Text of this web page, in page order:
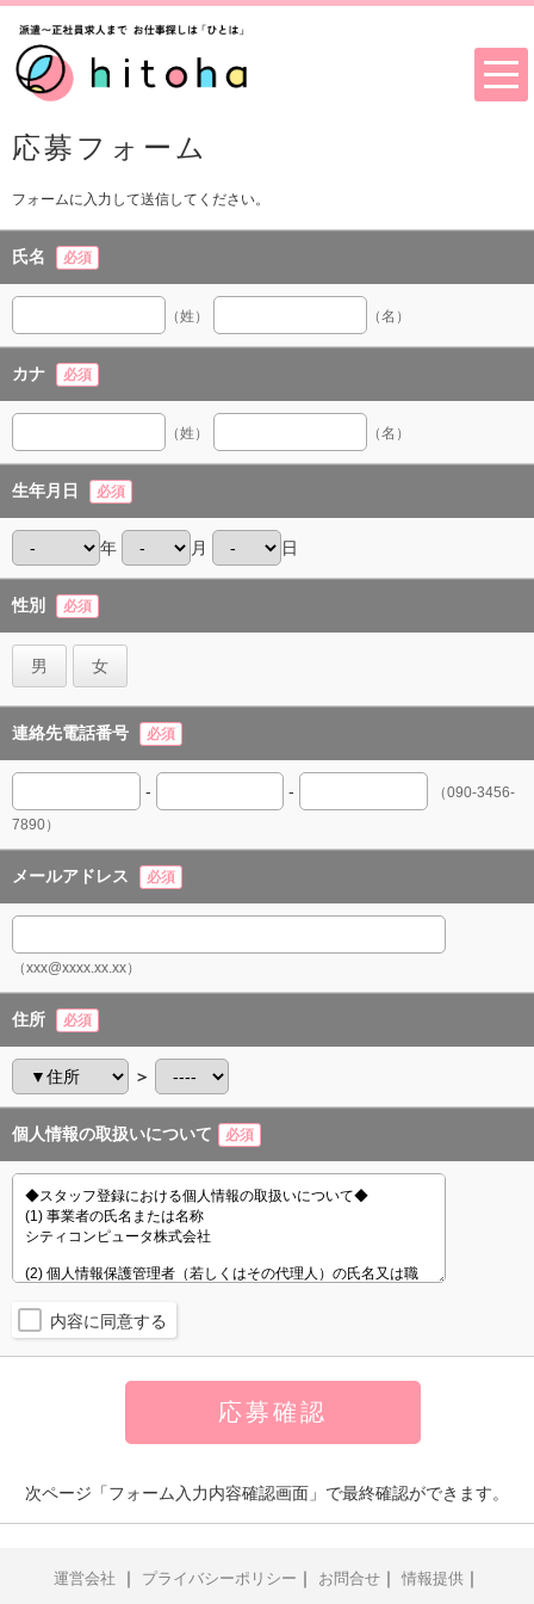
応募フォーム
フォームに入力して送信してください。
氏名 必須
（姓） （名）
カナ 必須
（姓） （名）
生年月日 必須
年 月 日
性別 必須
男 女
連絡先電話番号 必須
- -
（090-3456-
7890）
メールアドレス 必須
（xxx@xxxx.xx.xx）
住所 必須
＞
個人情報の取扱いについて 必須
内容に同意する
次ページ「フォーム入力内容確認画面」で最終確認ができます。
運営会社 ｜ プライバシーポリシー ｜ お問合せ ｜ 情報提供 ｜